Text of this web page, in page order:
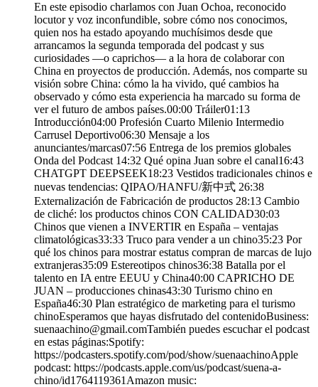
En este episodio charlamos con Juan Ochoa, reconocido
locutor y voz inconfundible, sobre cómo nos conocimos,
quien nos ha estado apoyando muchísimos desde que
arrancamos la segunda temporada del podcast y sus
curiosidades —o caprichos— a la hora de colaborar con
China en proyectos de producción. Además, nos comparte su
visión sobre China: cómo la ha vivido, qué cambios ha
observado y cómo esta experiencia ha marcado su forma de
ver el futuro de ambos países.00:00 Tráiler01:13
Introducción04:00 Profesión Cuarto Milenio Intermedio
Carrusel Deportivo06:30 Mensaje a los
anunciantes/marcas07:56 Entrega de los premios globales
Onda del Podcast 14:32 Qué opina Juan sobre el canal16:43
CHATGPT DEEPSEEK18:23 Vestidos tradicionales chinos e
nuevas tendencias: QIPAO/HANFU/新中式 26:38
Externalización de Fabricación de productos 28:13 Cambio
de cliché: los productos chinos CON CALIDAD30:03
Chinos que vienen a INVERTIR en España – ventajas
climatológicas33:33 Truco para vender a un chino35:23 Por
qué los chinos para mostrar estatus compran de marcas de lujo
extranjeras35:09 Estereotipos chinos36:38 Batalla por el
talento en IA entre EEUU y China40:00 CAPRICHO DE
JUAN – producciones chinas43:30 Turismo chino en
España46:30 Plan estratégico de marketing para el turismo
chinoEsperamos que hayas disfrutado del contenidoBusiness:
suenaachino@gmail.comTambién puedes escuchar el podcast
en estas páginas:Spotify:
https://podcasters.spotify.com/pod/show/suenaachinoApple
podcast: https://podcasts.apple.com/us/podcast/suena-a-
chino/id1764119361Amazon music: